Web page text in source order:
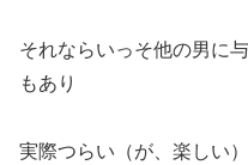
それならいっそ他の男に
もあり
実際つらい（が、楽しい）